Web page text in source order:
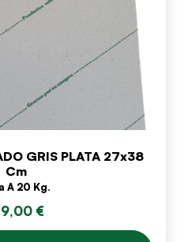
GRIS PLATA 27x38
Cm
A 20 Kg.
€